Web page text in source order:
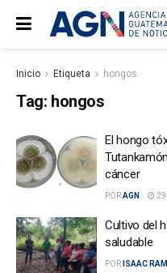
Inicio Etiqueta hongos
Tag: hongos
El hongo
cáncer
PORAGN 29
Cultivo del
saludable
POR ISAAC